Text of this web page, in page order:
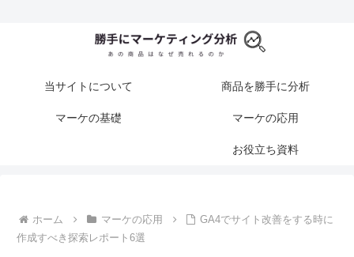
当サイトについて 商品を勝手に分析
マーケの基礎 マーケの応用
お役立ち資料
ホーム マーケの応用
GA4でサイト改善をする時に
作成すべき探索レポート6選